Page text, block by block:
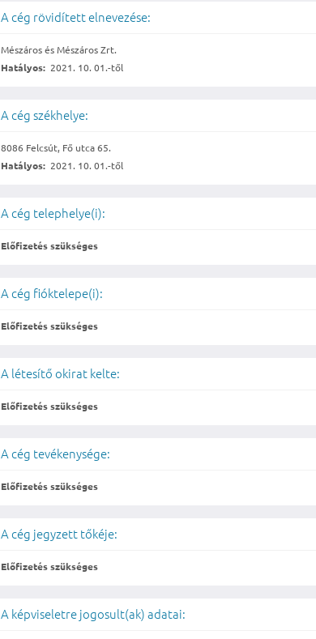
A cég rövidített elnevezése:
Mészáros és Mészáros Zrt.
Hatályos: 2021. 10. 01.-től
A cég székhelye:
8086 Felcsút, Fő utca 65.
Hatályos: 2021. 10. 01.-től
A cég telephelye(i):
Előfizetés szükséges
A cég fióktelepe(i):
Előfizetés szükséges
A létesítő okirat kelte:
Előfizetés szükséges
A cég tevékenysége:
Előfizetés szükséges
A cég jegyzett tőkéje:
Előfizetés szükséges
A képviseletre jogosult(ak) adatai: